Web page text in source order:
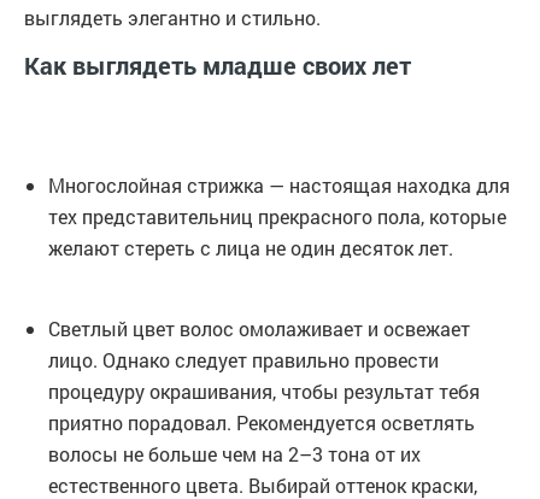
выглядеть элегантно и стильно.
Как выглядеть младше своих лет
Многослойная стрижка — настоящая находка для
тех представительниц прекрасного пола, которые
желают стереть с лица не один десяток лет.
Светлый цвет волос омолаживает и освежает
лицо. Однако следует правильно провести
процедуру окрашивания, чтобы результат тебя
приятно порадовал. Рекомендуется осветлять
волосы не больше чем на 2–3 тона от их
естественного цвета. Выбирай оттенок краски,